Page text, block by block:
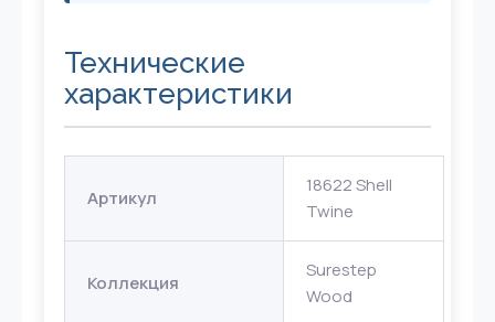
Технические
характеристики
Артикул
18622 Shell
Twine
Коллекция
Surestep
Wood